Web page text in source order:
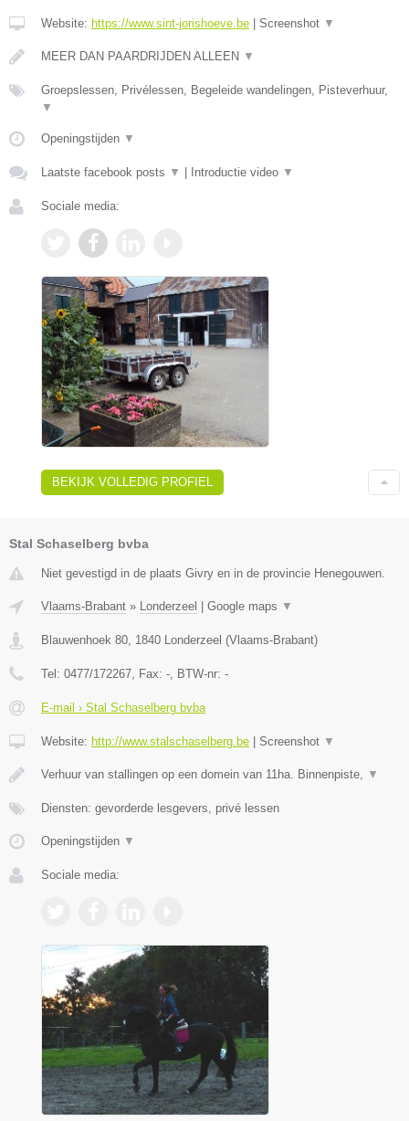
Website: https://www.sint-jorishoeve.be Screenshot ▼
MEER DAN PAARDRIJDEN ALLEEN ▼
Groepslessen, Privélessen, Begeleide wandelingen, Pisteverhuur,
▼
Openingstijden ▼
Laatste facebook posts ▼ Introductie video ▼
Sociale media:
BEKIJK VOLLEDIG PROFIEL
Stal Schaselberg bvba
Niet gevestigd in de plaats Givry en in de provincie Henegouwen.
Vlaams-Brabant » Londerzeel | Google maps ▼
Blauwenhoek 80 1840 Londerzeel (Vlaams-Brabant)
Tel: 0477/172267 , Fax: - , BTW-nr: -
E-mail › Stal Schaselberg bvba
Website: http://www.stalschaselberg.be | Screenshot ▼
Verhuur van stallingen op een domein van 11ha. Binnenpiste, ▼
Diensten: gevorderde lesgevers, privé lessen
Openingstijden ▼
Sociale media: